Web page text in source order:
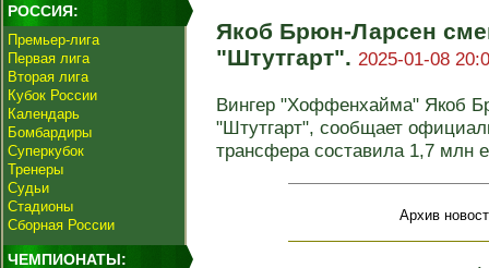
РОССИЯ:
Премьер-лига
Первая лига
Вторая лига
Кубок России
Календарь
Бомбардиры
Суперкубок
Тренеры
Судьи
Стадионы
Сборная России
ЧЕМПИОНАТЫ:
Якоб Брюн-Ларсен
"Штутгарт". 2025-01-08
Вингер "Хоффенхайма" Якоб
"Штутгарт", сообщает
трансфера составила 1,7 млн
Архив